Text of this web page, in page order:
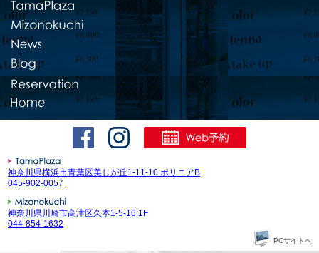
神奈川県横浜市青葉区美しが丘1-11-10 ポリニアB
045-902-0057
神奈川県川崎市高津区久本1-5-16 1F
044-854-1632
PCサイトへ